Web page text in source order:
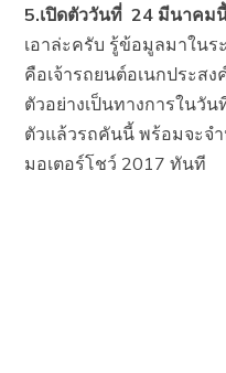
5.เปิดตัววันที่24 มีนาคม
เอาล่ะครับ รู้ข้อมูลมาใน
คือเจ้ารถยนต์อเนกประส
ตัวอย่างเป็นทางการในวั
ตัวแล้วรถคันนี้ พร้อมจะจ
มอเตอร์โชว์ 2017 ทันที